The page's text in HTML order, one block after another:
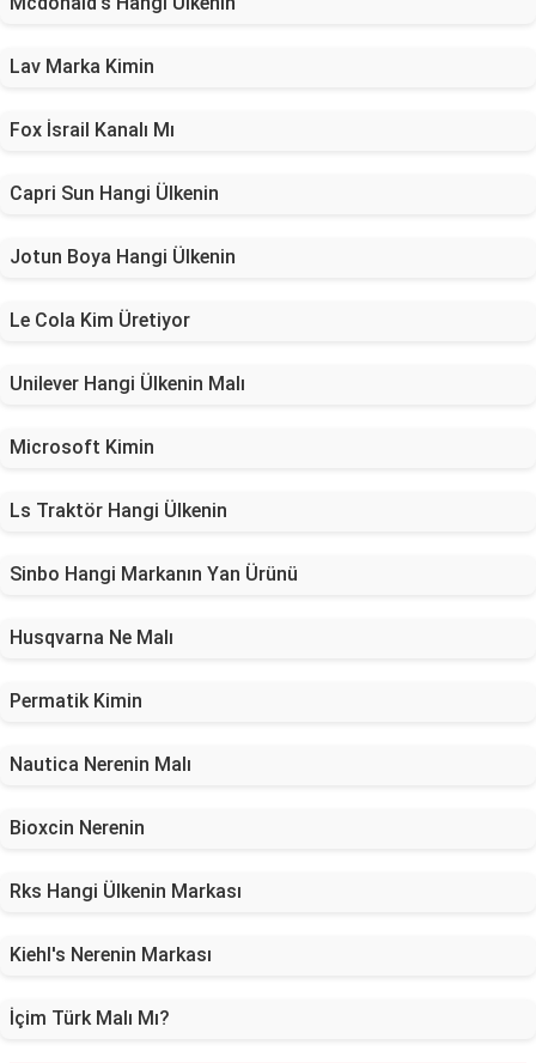
Lav Marka Kimin
Fox İsrail Kanalı Mı
Capri Sun Hangi Ülkenin
Jotun Boya Hangi Ülkenin
Le Cola Kim Üretiyor
Unilever Hangi Ülkenin Malı
Microsoft Kimin
Ls Traktör Hangi Ülkenin
Sinbo Hangi Markanın Yan Ürünü
Husqvarna Ne Malı
Permatik Kimin
Nautica Nerenin Malı
Bioxcin Nerenin
Rks Hangi Ülkenin Markası
Kiehl's Nerenin Markası
İçim Türk Malı Mı?